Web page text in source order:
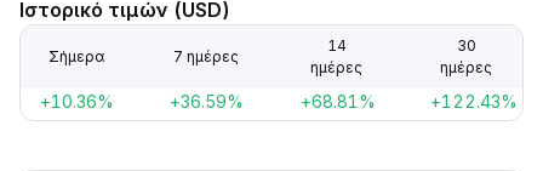
Ιστορικό τιμών (USD)
Σήμερα 7 ημέρες
14
ημέρες
30
ημέρες
+10.36% +36.59% +68.81% +122.43%